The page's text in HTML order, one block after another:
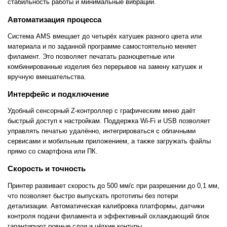
стабильность работы и минимальные вибрации.
Автоматизация процесса
Система AMS вмещает до четырёх катушек разного цвета или
материала и по заданной программе самостоятельно меняет
филамент. Это позволяет печатать разноцветные или
комбинированные изделия без перерывов на замену катушек и
вручную вмешательства.
Интерфейс и подключение
Удобный сенсорный Z-контроллер с графическим меню даёт
быстрый доступ к настройкам. Поддержка Wi-Fi и USB позволяет
управлять печатью удалённо, интегрироваться с облачными
сервисами и мобильным приложением, а также загружать файлы
прямо со смартфона или ПК.
Скорость и точность
Принтер развивает скорость до 500 мм/с при разрешении до 0,1 мм,
что позволяет быстро выпускать прототипы без потери
детализации. Автоматическая калибровка платформы, датчики
контроля подачи филамента и эффективный охлаждающий блок